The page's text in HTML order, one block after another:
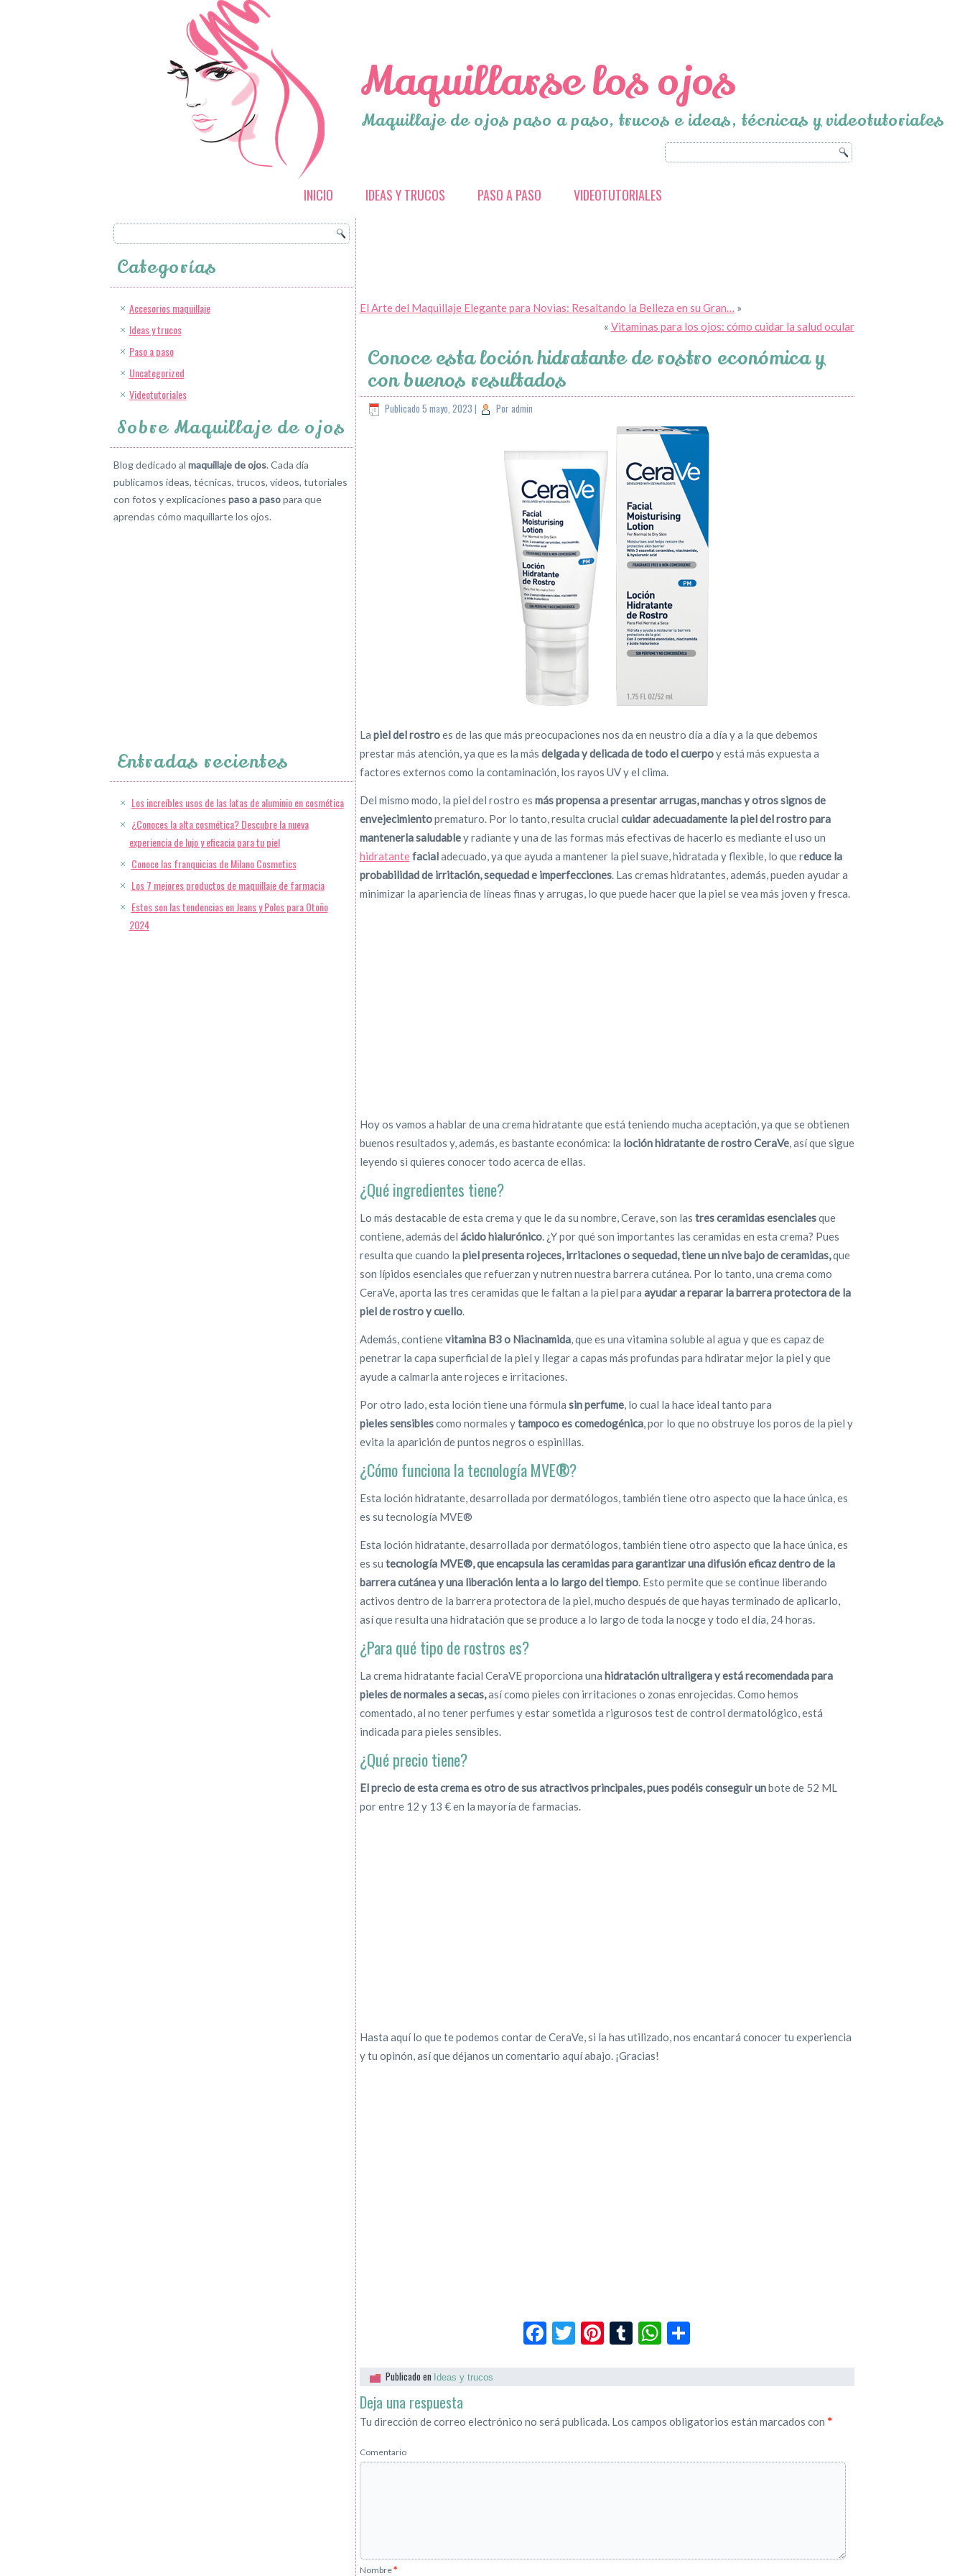
Maquillarse los ojos
Maquillaje de ojos paso a paso, trucos e ideas, técnicas y videotutoriales
INICIO IDEAS Y TRUCOS PASO A PASO VIDEOTUTORIALES
Categorías
Accesorios maquillaje
Ideas y trucos
Paso a paso
Uncategorized
Videotutoriales
Sobre Maquillaje de ojos
Blog dedicado al maquillaje de ojos. Cada día
publicamos ideas, técnicas, trucos, vídeos, tutoriales
con fotos y explicaciones paso a pasopara que
aprendas cómo maquillarte los ojos.
Entradas recientes
Los increíbles usos de las latas de aluminio en cosmética
¿Conoces la alta cosmética? Descubre la nueva
experiencia de lujo y eficacia para tu piel
Conoce las franquicias de Milano Cosmetics
Los 7 mejores productos de maquillaje de farmacia
Estos son las tendencias en Jeans y Polos para Otoño
2024
El Arte del Maquillaje Elegante para Novias: Resaltando la Belleza en su Gran… »
« Vitaminas para los ojos: cómo cuidar la salud ocular
Conoce esta loción hidratante de rostro económica y
con buenos resultados
Publicado 5 mayo, 2023 | Poradmin
La piel del rostroes de las que más preocupaciones nos da en neustro día a día y a la que debemos
prestar más atención, ya que es la más delgada y delicada de todo el cuerpoy está más expuesta a
factores externos como la contaminación, los rayos UV y el clima.
Del mismo modo, la piel del rostro es más propensa a presentar arrugas, manchas y otros signos de
envejecimientoprematuro. Por lo tanto, resulta crucial cuidar adecuadamente la piel del rostro para
mantenerla saludabley radiante y una de las formas más efectivas de hacerlo es mediante el uso un
hidratantefacialadecuado, ya que ayuda a mantener la piel suave, hidratada y flexible, lo que reduce la
probabilidad de irritación, sequedad e imperfecciones. Las cremas hidratantes, además, pueden ayudar a
minimizar la apariencia de líneas finas y arrugas, lo que puede hacer que la piel se vea más joven y fresca.
Hoy os vamos a hablar de una crema hidratante que está teniendo mucha aceptación, ya que se obtienen
buenos resultados y, además, es bastante económica: la loción hidratante de rostro CeraVe, así que sigue
leyendo si quieres conocer todo acerca de ellas.
¿Qué ingredientes tiene?
Lo más destacable de esta crema y que le da su nombre, Cerave, son las tres ceramidas esencialesque
contiene, además del ácido hialurónico. ¿Y por qué son importantes las ceramidas en esta crema? Pues
resulta que cuando la piel presenta rojeces, irritaciones o sequedad, tiene un nive bajo de ceramidas,que
son lípidos esenciales que refuerzan y nutren nuestra barrera cutánea. Por lo tanto, una crema como
CeraVe, aporta las tres ceramidas que le faltan a la piel para ayudar a reparar la barrera protectora de la
piel de rostro y cuello.
Además, contienevitamina B3 o Niacinamida, que es una vitamina soluble al agua y que es capaz de
penetrar la capa superficial de la piel y llegar a capas más profundas para hdiratar mejor la piel y que
ayude a calmarla ante rojeces e irritaciones.
Por otro lado, esta loción tiene una fórmula sin perfume, lo cual la hace ideal tanto para
pieles sensiblescomo normales ytampoco es comedogénica, por lo que no obstruye los poros de la piel y
evita la aparición de puntos negros o espinillas.
¿Cómo funciona la tecnología MVE®?
Esta loción hidratante, desarrollada por dermatólogos, también tiene otro aspecto que la hace única, es
es su tecnología MVE®
Esta loción hidratante, desarrollada por dermatólogos, también tiene otro aspecto que la hace única, es
es su tecnología MVE®, que encapsula las ceramidas para garantizar una difusión eficaz dentro de la
barrera cutánea y una liberación lenta a lo largo del tiempo. Esto permite que se continue liberando
activos dentro de la barrera protectora de la piel, mucho después de que hayas terminado de aplicarlo,
así que resulta una hidratación que se produce a lo largo de toda la nocge y todo el día, 24 horas.
¿Para qué tipo de rostros es?
La crema hidratante facial CeraVE proporciona una hidratación ultraligera y está recomendada para
pieles de normales a secas,así como pieles con irritaciones o zonas enrojecidas. Como hemos
comentado, al no tener perfumes y estarsometida a rigurosos test de control dermatológico, está
indicada para pieles sensibles.
¿Qué precio tiene?
El precio de esta crema es otro de sus atractivos principales, pues podéis conseguir unbote de 52 ML
por entre 12 y 13 € en la mayoría de farmacias.
Hasta aquí lo que te podemos contar de CeraVe, si la has utilizado, nos encantará conocer tu experiencia
y tu opinón, así que déjanos un comentario aquí abajo. ¡Gracias!
Facebook
Twitter
Pinterest
TumblrWhatsApp
Publicado en Ideas y trucos
Deja una respuesta
Tu dirección de correo electrónico no será publicada. Los campos obligatorios están marcados con *
Comentario
Nombre*